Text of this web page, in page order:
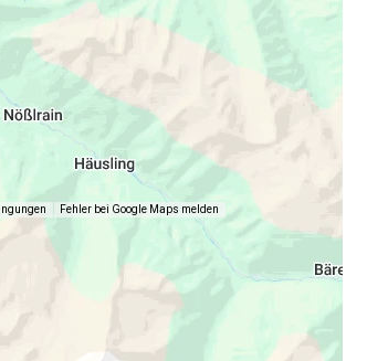
Fehler bei Google Maps melden